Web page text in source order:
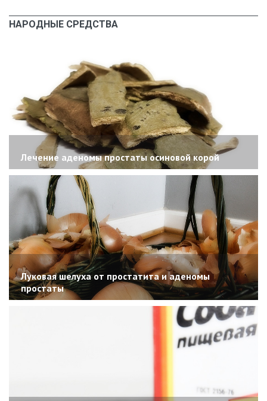
НАРОДНЫЕ СРЕДСТВА
Лечение аденомы простаты осиновой корой
Луковая шелуха от простатита и аденомы
простаты